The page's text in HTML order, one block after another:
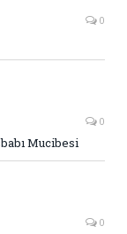
0
0
Mucibesi
0